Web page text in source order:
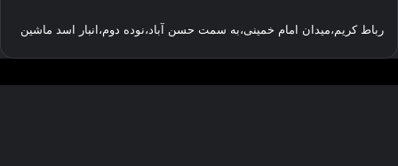
رباط کریم،میدان امام خمینی،به سمت حسن آباد،نوده دوم،انبار اسد ماشین